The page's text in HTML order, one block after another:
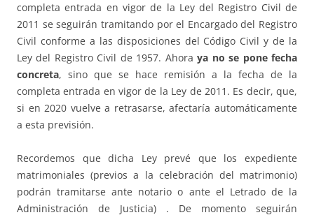
completa entrada en vigor de la Ley del Registro Civil de
2011 se seguirán tramitando por el Encargado del Registro
Civil conforme a las disposiciones del Código Civil y de la
Ley del Registro Civil de 1957. Ahoraya no se pone fecha
concreta, sino que se hace remisión a la fecha de la
completa entrada en vigor de la Ley de 2011. Es decir, que,
si en 2020 vuelve a retrasarse, afectaría automáticamente
a esta previsión.
Recordemos que dicha Ley prevé que los expediente
matrimoniales (previos a la celebración del matrimonio)
podrán tramitarse ante notario o ante el Letrado de la
Administración de Justicia) . De momento seguirán